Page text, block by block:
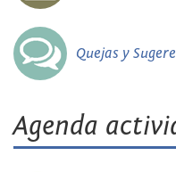
Quejas y
Agenda